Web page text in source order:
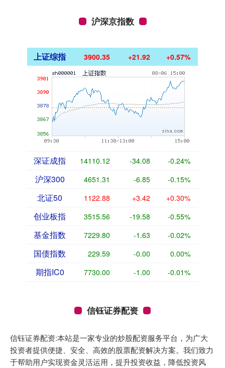
沪深京指数
上证综指 3900.35 +21.92 +0.57%
深证成指 14110.12 -34.08 -0.24%
沪深300 4651.31 -6.85 -0.15%
北证50 1122.88 +3.42 +0.30%
创业板指 3515.56 -19.58 -0.55%
基金指数 7229.80 -1.63 -0.02%
国债指数 229.59 -0.00 0.00%
期指IC0 7730.00 -1.00 -0.01%
信钰证券配资
信钰证券配资:本站是一家专业的炒股配资服务平台，为广大
投资者提供便捷、安全、高效的股票配资解决方案。我们致力
于帮助用户实现资金灵活运用，提升投资收益，降低投资风